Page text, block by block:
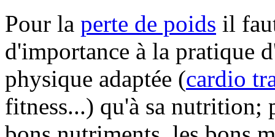
Pour la perte de poids il
d'importance à la pratique
physique adaptée (cardio
fitness...) qu'à sa nutrition;